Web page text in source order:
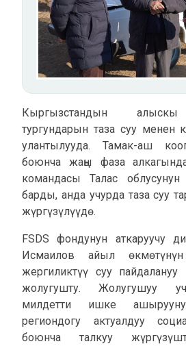
Кыргызстандын
тургундарын таза суу
улантылууда. Тамак-аш
боюнча жаңы фаза
командасы Талас
барды, анда учурда таза суу
жүргүзүлүүдө.
FSDS фондунун аткаруучу
Исмаилов айыл
жергиликтүү суу
жолугушту. Жолугушуу
милдетти ишке
региондогу актуалдуу
боюнча талкуу